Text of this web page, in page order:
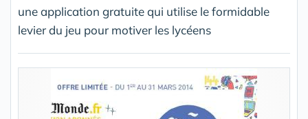
une application gratuite qui utilise le formidable
levier du jeu pour motiver les lycéens